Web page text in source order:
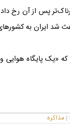
پس از آن رخ داد
شد ایران به
که «یک پایگاه
| مذاکره